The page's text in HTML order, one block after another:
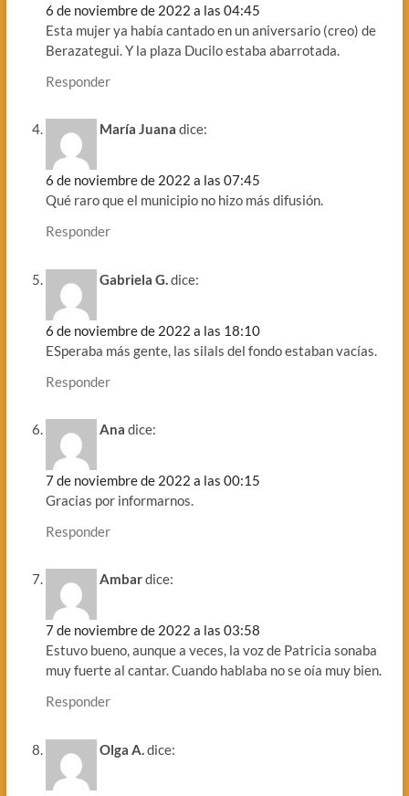
6 de noviembre de 2022 a las 04:45
Esta mujer ya había cantado en un aniversario (creo) de
Berazategui. Y la plaza Ducilo estaba abarrotada.
Responder
María Juana dice:
6 de noviembre de 2022 a las 07:45
Qué raro que el municipio no hizo más difusión.
Responder
Gabriela G. dice:
6 de noviembre de 2022 a las 18:10
ESperaba más gente, las silals del fondo estaban vacías.
Responder
Ana dice:
7 de noviembre de 2022 a las 00:15
Gracias por informarnos.
Responder
Ambardice:
7 de noviembre de 2022 a las 03:58
Estuvo bueno, aunque a veces, la voz de Patricia sonaba
muy fuerte al cantar. Cuando hablaba no se oía muy bien.
Responder
Olga A.dice: